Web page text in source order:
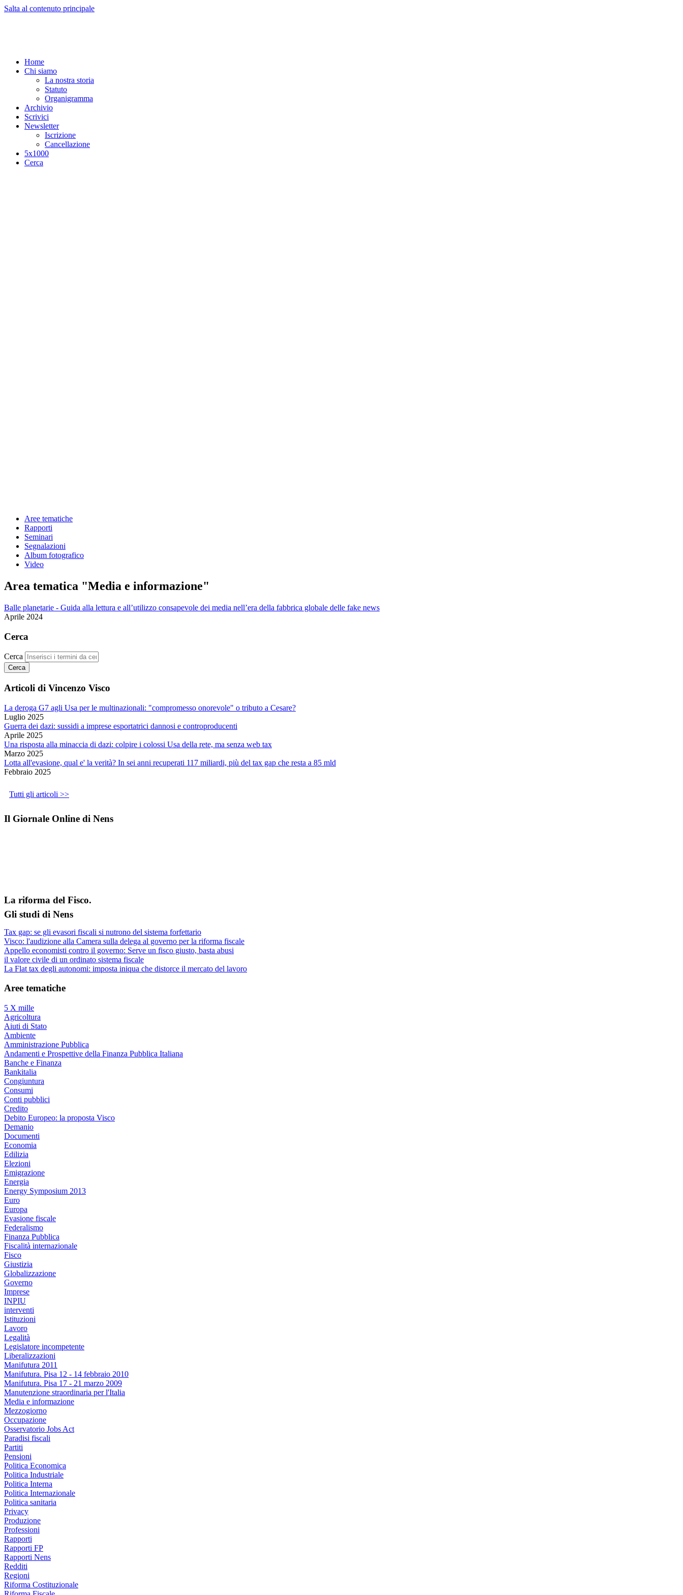
Salta al contenuto principale
Home
Chi siamo
La nostra storia
Statuto
Organigramma
Archivio
Scrivici
Newsletter
Iscrizione
Cancellazione
5x1000
Cerca
Aree tematiche
Rapporti
Seminari
Segnalazioni
Album fotografico
Video
Area tematica "Media e informazione"
Balle planetarie - Guida alla lettura e all’utilizzo consapevole dei media nell’era della fabbrica globale delle fake news
Aprile 2024
Cerca
Cerca
Articoli di Vincenzo Visco
La deroga G7 agli Usa per le multinazionali: "compromesso onorevole" o tributo a Cesare?
Luglio 2025
Guerra dei dazi: sussidi a imprese esportatrici dannosi e controproducenti
Aprile 2025
Una risposta alla minaccia di dazi: colpire i colossi Usa della rete, ma senza web tax
Marzo 2025
Lotta all'evasione, qual e' la verità? In sei anni recuperati 117 miliardi, più del tax gap che resta a 85 mld
Febbraio 2025
Tutti gli articoli >>
Il Giornale Online di Nens
La riforma del Fisco.
Gli studi di Nens
Tax gap: se gli evasori fiscali si nutrono del sistema forfettario
Visco: l'audizione alla Camera sulla delega al governo per la riforma fiscale
Appello economisti contro il governo: Serve un fisco giusto, basta abusi
il valore civile di un ordinato sistema fiscale
La Flat tax degli autonomi: imposta iniqua che distorce il mercato del lavoro
Aree tematiche
5 X mille
Agricoltura
Aiuti di Stato
Ambiente
Amministrazione Pubblica
Andamenti e Prospettive della Finanza Pubblica Italiana
Banche e Finanza
Bankitalia
Congiuntura
Consumi
Conti pubblici
Credito
Debito Europeo: la proposta Visco
Demanio
Documenti
Economia
Edilizia
Elezioni
Emigrazione
Energia
Energy Symposium 2013
Euro
Europa
Evasione fiscale
Federalismo
Finanza Pubblica
Fiscalità internazionale
Fisco
Giustizia
Globalizzazione
Governo
Imprese
INPIU
interventi
Istituzioni
Lavoro
Legalità
Legislatore incompetente
Liberalizzazioni
Manifutura 2011
Manifutura. Pisa 12 - 14 febbraio 2010
Manifutura. Pisa 17 - 21 marzo 2009
Manutenzione straordinaria per l'Italia
Media e informazione
Mezzogiorno
Occupazione
Osservatorio Jobs Act
Paradisi fiscali
Partiti
Pensioni
Politica Economica
Politica Industriale
Politica Interna
Politica Internazionale
Politica sanitaria
Privacy
Produzione
Professioni
Rapporti
Rapporti FP
Rapporti Nens
Redditi
Regioni
Riforma Costituzionale